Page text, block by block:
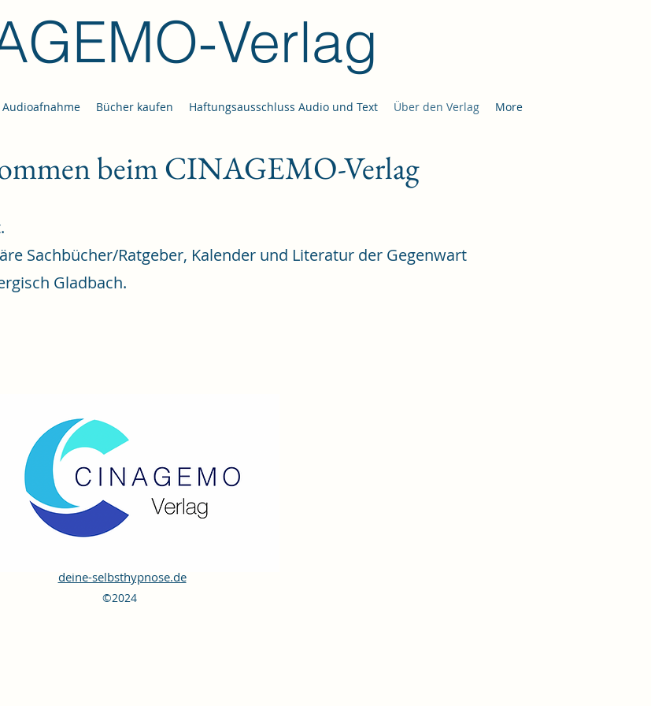
Verlag
Bücher kaufen Haftungsausschluss Audio und Text Über den Verlag More
beim CINAGEMO-Verlag
Sachbücher/Ratgeber, Kalender und Literatur der Gegenwart
Gladbach.
deine-selbsthypnose.de
©2024